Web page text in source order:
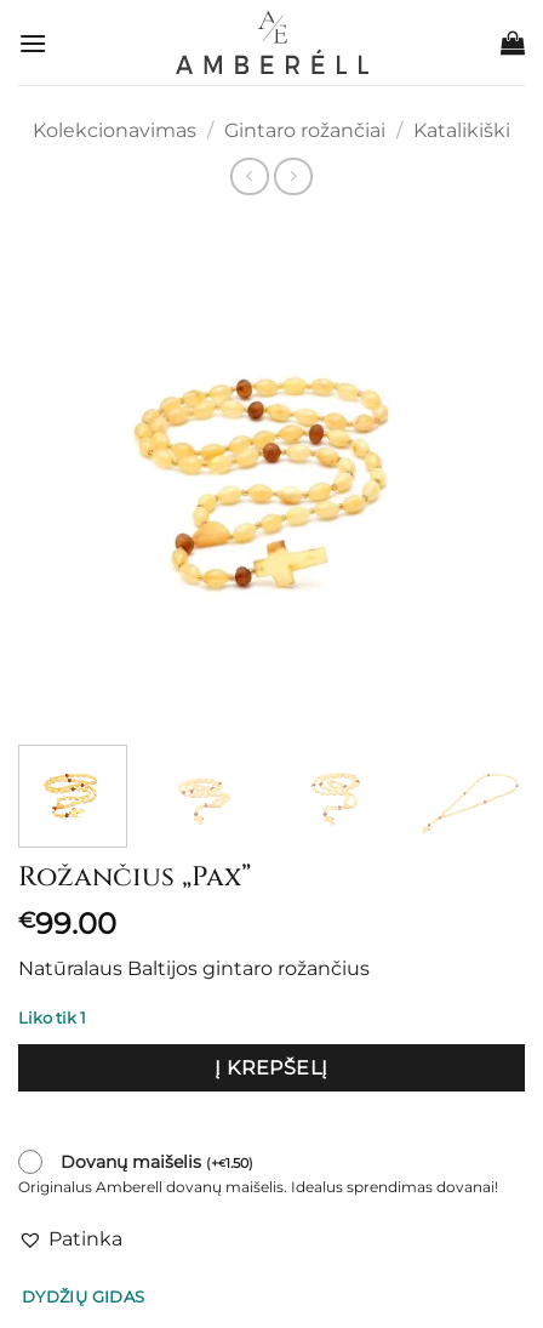
Kolekcionavimas / Gintaro rožančiai / Katalikiški
Rožančius „Pax”
€99.00
Natūralaus Baltijos gintaro rožančius
Liko tik 1
Į KREPŠELĮ
Dovanų maišelis (+€1.50)
Originalus Amberell dovanų maišelis. Idealus sprendimas dovanai!
Patinka
DYDŽIŲ GIDAS